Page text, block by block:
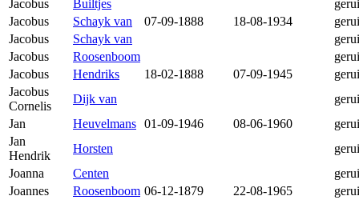
Jacobus Builtjes
Jacobus
Schayk van 07-09-1888 18-08-1934
Jacobus
Schayk van
Jacobus
Roosenboom
Jacobus
Hendriks 18-02-1888 07-09-1945
Jacobus
Cornelis
Dijk van
Jan
Heuvelmans 01-09-1946 08-06-1960
Jan
Hendrik
Horsten
Joanna
Centen
Joannes
Roosenboom 06-12-1879 22-08-1965